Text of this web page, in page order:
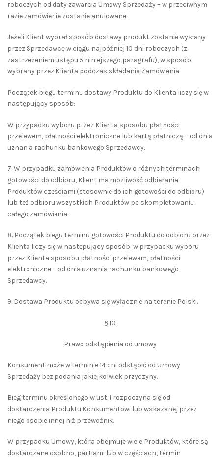
roboczych od daty zawarcia Umowy Sprzedaży – w przeciwnym
razie zamówienie zostanie anulowane.
Jeżeli Klient wybrał sposób dostawy produkt zostanie wysłany
przez Sprzedawcę w ciągu najpóźniej 10 dni roboczych (z
zastrzeżeniem ustępu 5 niniejszego paragrafu), w sposób
wybrany przez Klienta podczas składania Zamówienia.
Początek biegu terminu dostawy Produktu do Klienta liczy się w
następujący sposób:
W przypadku wyboru przez Klienta sposobu płatności
przelewem, płatności elektroniczne lub kartą płatniczą – od dnia
uznania rachunku bankowego Sprzedawcy.
7. W przypadku zamówienia Produktów o różnych terminach
gotowości do odbioru, Klient ma możliwość odbierania
Produktów częściami (stosownie do ich gotowości do odbioru)
lub też odbioru wszystkich Produktów po skompletowaniu
całego zamówienia.
8. Początek biegu terminu gotowości Produktu do odbioru przez
Klienta liczy się w następujący sposób: w przypadku wyboru
przez Klienta sposobu płatności przelewem, płatności
elektroniczne – od dnia uznania rachunku bankowego
Sprzedawcy.
9. Dostawa Produktu odbywa się wyłącznie na terenie Polski.
§ 10
Prawo odstąpienia od umowy
Konsument może w terminie 14 dni odstąpić od Umowy
Sprzedaży bez podania jakiejkolwiek przyczyny.
Bieg terminu określonego w ust. 1 rozpoczyna się od
dostarczenia Produktu Konsumentowi lub wskazanej przez
niego osobie innej niż przewoźnik.
W przypadku Umowy, która obejmuje wiele Produktów, które są
dostarczane osobno, partiami lub w częściach, termin